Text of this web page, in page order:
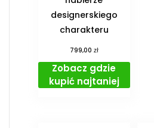
designerskiego
charakteru
799,00 zł
Zobacz gdzie
kupić najtaniej